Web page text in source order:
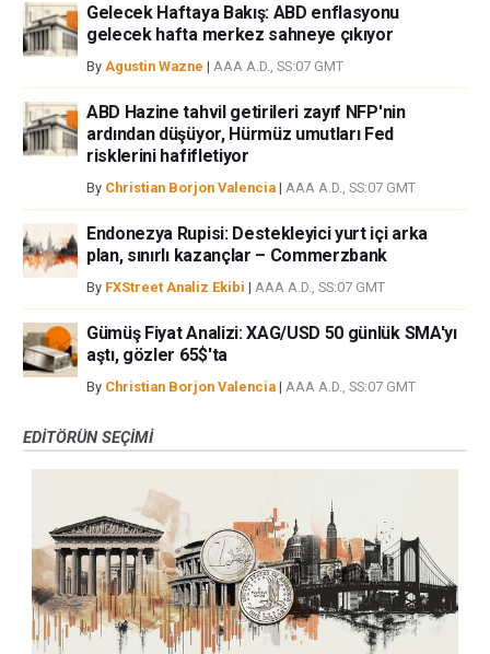
Gelecek Haftaya Bakış: ABD enflasyonu
gelecek hafta merkez sahneye çıkıyor
By Agustin Wazne | AAA A.D., SS:07 GMT
ABD Hazine tahvil getirileri zayıf NFP'nin
ardından düşüyor, Hürmüz umutları Fed
risklerini hafifletiyor
By Christian Borjon Valencia | AAA A.D., SS:07 GMT
Endonezya Rupisi: Destekleyici yurt içi arka
plan, sınırlı kazançlar – Commerzbank
By FXStreet Analiz Ekibi | AAA A.D., SS:07 GMT
Gümüş Fiyat Analizi: XAG/USD 50 günlük SMA'yı
aştı, gözler 65$'ta
By Christian Borjon Valencia | AAA A.D., SS:07 GMT
EDITÖRÜN SEÇIMI